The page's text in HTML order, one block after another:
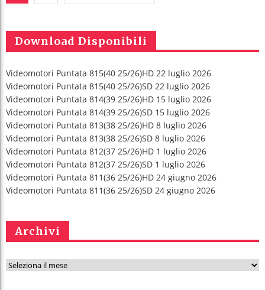
Download Disponibili
Videomotori Puntata 815(40 25/26)HD 22 luglio 2026
Videomotori Puntata 815(40 25/26)SD 22 luglio 2026
Videomotori Puntata 814(39 25/26)HD 15 luglio 2026
Videomotori Puntata 814(39 25/26)SD 15 luglio 2026
Videomotori Puntata 813(38 25/26)HD 8 luglio 2026
Videomotori Puntata 813(38 25/26)SD 8 luglio 2026
Videomotori Puntata 812(37 25/26)HD 1 luglio 2026
Videomotori Puntata 812(37 25/26)SD 1 luglio 2026
Videomotori Puntata 811(36 25/26)HD 24 giugno 2026
Videomotori Puntata 811(36 25/26)SD 24 giugno 2026
Archivi
A